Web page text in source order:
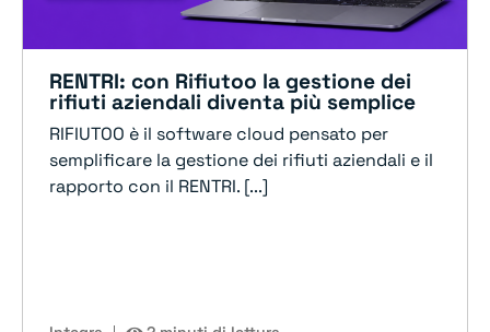
RENTRI: con Rifiutoo la gestione dei
rifiuti aziendali diventa più semplice
RIFIUTOO è il software cloud pensato per
semplificare la gestione dei rifiuti aziendali e il
rapporto con il RENTRI. [...]